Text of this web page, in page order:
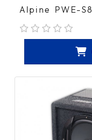
Alpine PWE-S8